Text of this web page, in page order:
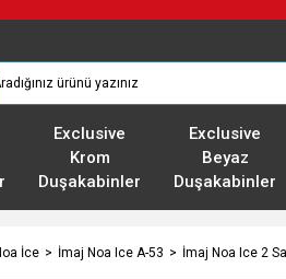
Exclusive
Krom
Duşakabinler
Exclusive
Beyaz
Duşakabinler
İce İmaj Noa Ice A-53 İmaj Noa Ice 2